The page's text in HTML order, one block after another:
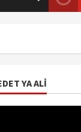
YA ALI